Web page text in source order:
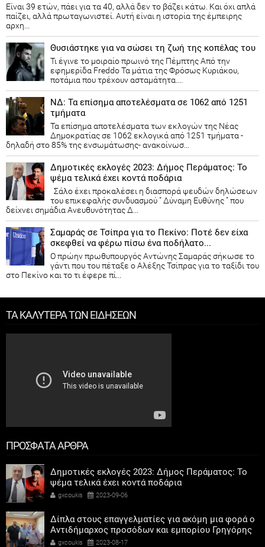
Είναι 39 ετών, πάει για τα 40, αλλά δεν το βάζει κάτω. Και όχι απλά
παίζει, αλλά πρωταγωνιστεί. Αυτή είναι η ιστορία της έμπειρης
αρχη...
Θυσιάστηκε για να σώσει τη ζωή της κοπέλας του
Τι έγινε το μοιραίο πρωινό της Πέμπτης Από την
εφημερίδα Freddo Τα μάτια της Φρόσως Κυριάκου,
ποτάμια που τρέχουν ασταμάτητα....
ΝΔ: Τα επίσημα αποτελέσματα σε 1062 από 1251
τμήματα
Τα επίσημα αποτελέσματα των εκλογών της Νέας
Δημοκρατίας​ σε 1062 εκλογικά από 1251 τμήματα -
δηλαδή στο 85% της ενσωμάτωσης- ανακοίνωσ...
Δημοτικές εκλογές 2023: Δήμος Περάματος: Το
ψέμα τελικά έχει κοντά ποδάρια
Σάλο έχει προκαλέσει η διασπορά ψευδών δηλώσεων
του επικεφαλής συνδυασμού " Δύναμη Ευθύνης " που
δείχνει σημάδια Ανευθυνότητας Δ...
Σαμαράς σε Τσίπρα για το Πεκίνο: Ποτέ δεν είχα
σκεφθεί να φέρω πίσω ένα ποδήλατο...
Ο πρώην πρωθυπουργός Αντώνης Σαμαράς σήκωσε το
γάντι που του πέταξε ο Αλέξης Τσίπρας για το ταξίδι του
στο Πεκίνο και το τι έφερε πί...
ΤΑ ΚΑΛΥΤΕΡΑ ΤΩΝ ΕΙΔΗΣΕΩΝ
ΠΡΟΣΦΑΤΑ ΑΡΘΡΑ
Δημοτικές εκλογές 2023: Δήμος Περάματος: Το
ψέμα τελικά έχει κοντά ποδάρια
gxcoukis 2023-09-06
Δίπλα στους επαγγελματίες για ακόμη μια φορά ο
Αντιδήμαρχος προσόδων και εμπορίου Γρηγόρης
Καψοκόλης
gxcoukis 2023-08-17